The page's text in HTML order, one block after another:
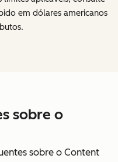
em dólares americanos
sobre o
sobre o Content